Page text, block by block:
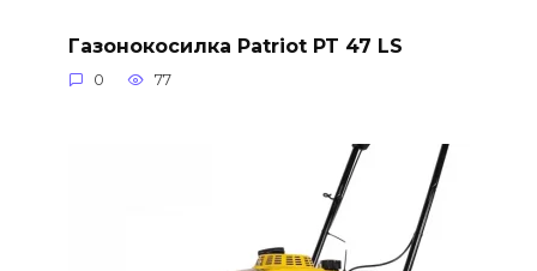
Газонокосилка Patriot PT 47 LS
0 77